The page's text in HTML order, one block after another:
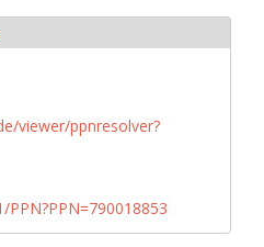
viewer/ppnresolver?